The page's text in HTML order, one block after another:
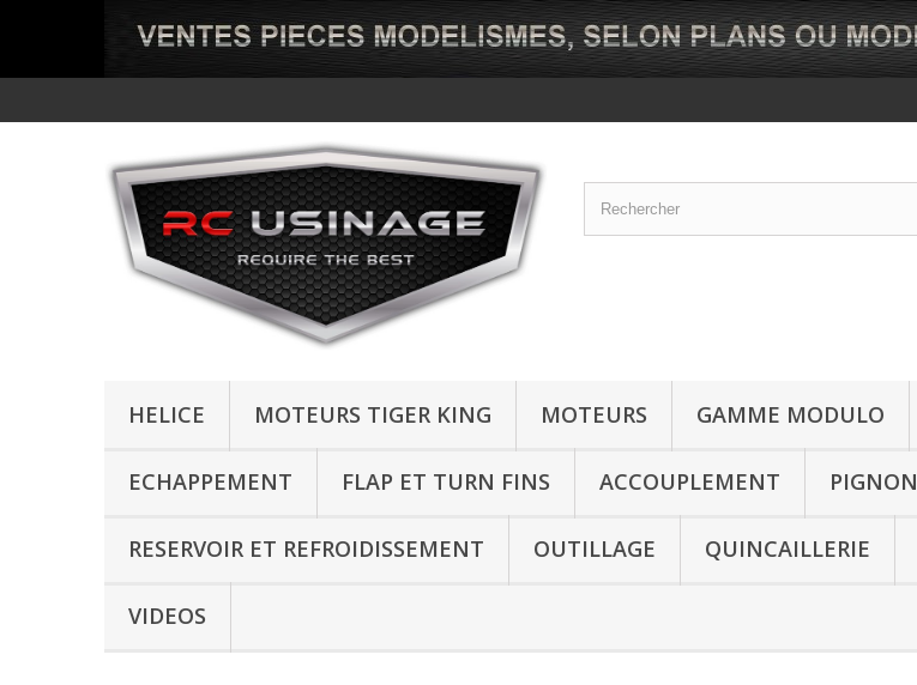
HELICE MOTEURS TIGER KING MOTEURS GAMME MODULO
ECHAPPEMENT FLAP ET TURN FINS ACCOUPLEMENT PIGNON
RESERVOIR ET REFROIDISSEMENT OUTILLAGE QUINCAILLERIE
VIDEOS